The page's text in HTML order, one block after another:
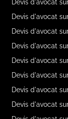
Devis d'avocat
Devis d'avocat
Devis d'avocat
Devis d'avocat
Devis d'avocat
Devis d'avocat
Devis d'avocat
Devis d'avocat